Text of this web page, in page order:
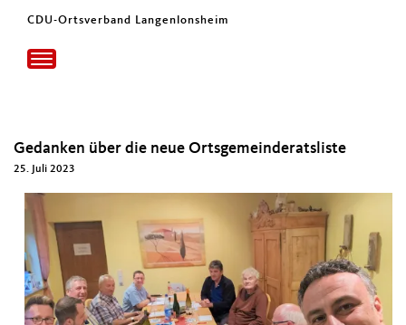
CDU-Ortsverband Langenlonsheim
Toggle
navigation
Gedanken über die neue Ortsgemeinderatsliste
25. Juli 2023